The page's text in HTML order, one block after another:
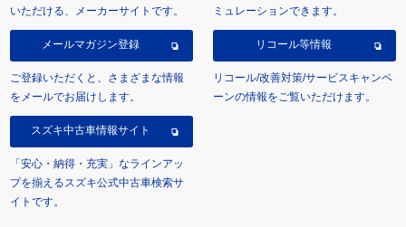
いただける、メーカーサイトです。
ミュレーションできます。
メールマガジン登録
ご登録いただくと、さまざまな情報
をメールでお届けします。
リコール等情報
リコール/改善対策/サービスキャンペ
ーンの情報をご覧いただけます。
スズキ中古車情報サイト
「安心・納得・充実」なラインアッ
プを揃えるスズキ公式中古車検索サ
イトです。